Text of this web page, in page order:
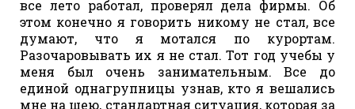
все лето работал, проверял дела фирмы. Об
этом конечно я говорить никому не стал, все
думают, что я мотался по курортам.
Разочаровывать их я не стал. Тот год учебы у
меня был очень занимательным. Все до
единой однагрупницы узнав, кто я вешались
мне на шею, стандартная ситуация, которая за